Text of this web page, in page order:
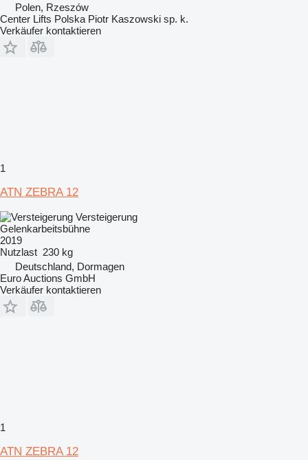
Polen, Rzeszów
Center Lifts Polska Piotr Kaszowski sp. k.
Verkäufer kontaktieren
1
ATN ZEBRA 12
Versteigerung
Gelenkarbeitsbühne
2019
Nutzlast 230 kg
Deutschland, Dormagen
Euro Auctions GmbH
Verkäufer kontaktieren
1
ATN ZEBRA 12